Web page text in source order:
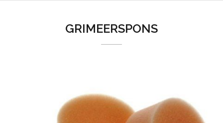
GRIMEERSPONS